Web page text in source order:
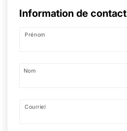
Information de contact
Prénom
Nom
Courriel